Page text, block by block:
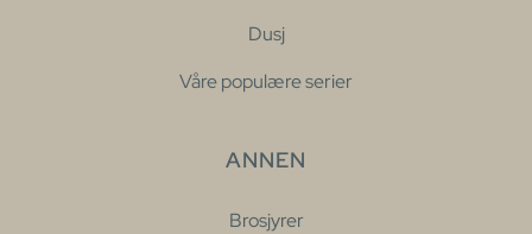
Dusj
Våre populære serier
ANNEN
Brosjyrer